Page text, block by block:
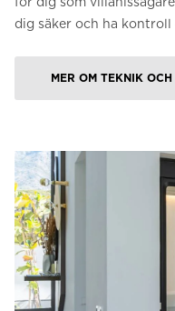
dig säker och ha kontroll
MER OM TEKNIK